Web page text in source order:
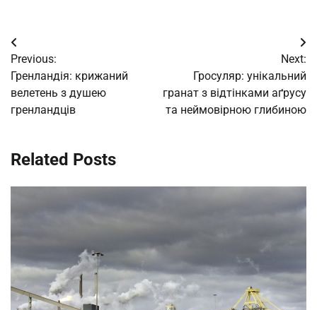
Post
navigation
Previous:
Гренландія: крижаний
велетень з душею
гренландців
Next:
Гросуляр: унікальний
гранат з відтінками аґрусу
та неймовірною глибиною
Related Posts